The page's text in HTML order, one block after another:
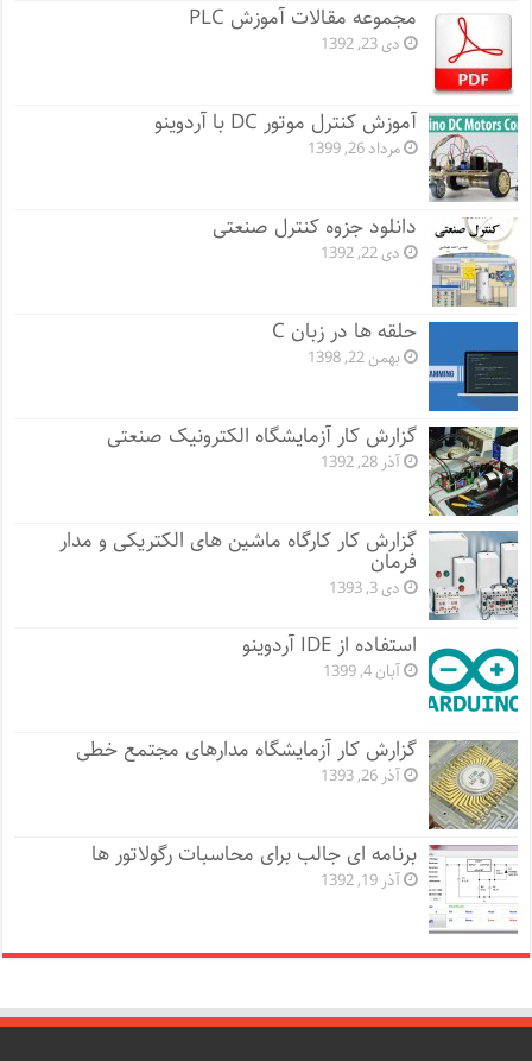
مجموعه مقالات آموزش PLC
دی 23, 1392
آموزش کنترل موتور DC با آردوینو
مرداد 26, 1399
دانلود جزوه کنترل صنعتی
دی 22, 1392
حلقه ها در زبان C
بهمن 22, 1398
گزارش کار آزمایشگاه الکترونیک صنعتی
آذر 28, 1392
گزارش کار کارگاه ماشین های الکتریکی و مدار
فرمان
دی 3, 1393
استفاده از IDE آردوینو
آبان 4, 1399
گزارش کار آزمایشگاه مدارهای مجتمع خطی
آذر 26, 1393
برنامه ای جالب برای محاسبات رگولاتور ها
آذر 19, 1392